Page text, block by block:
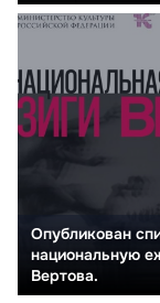
Опубликован
национальную
Вертова.